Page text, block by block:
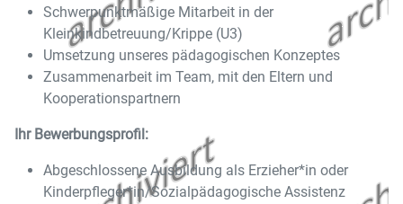
Schwerpunktmäßige Mitarbeit in der
Kleinkindbetreuung/Krippe (U3)
Umsetzung unseres pädagogischen Konzeptes
Zusammenarbeit im Team, mit den Eltern und
Kooperationspartnern
Ihr Bewerbungsprofil:
Abgeschlossene Ausbildung als Erzieher*in oder
Kinderpfleger*in/Sozialpädagogische Assistenz